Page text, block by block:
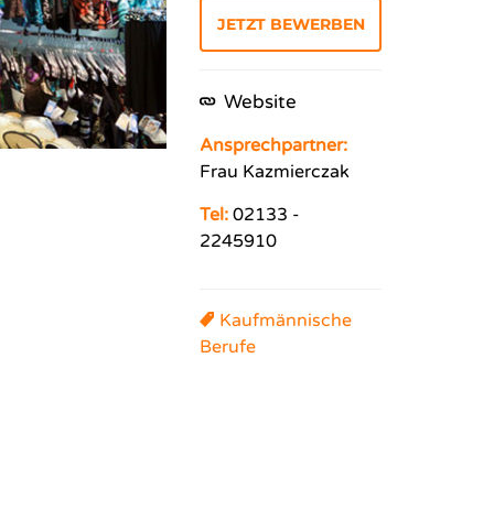
JETZT BEWERBEN
Website
Ansprechpartner:
Frau Kazmierczak
Tel: 02133 -
2245910
Kaufmännische
Berufe